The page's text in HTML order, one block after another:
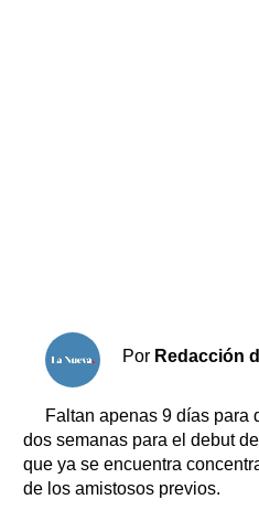
Por Redacción
Faltan apenas 9 días para
dos semanas para el debut
que ya se encuentra
de los amistosos previos.